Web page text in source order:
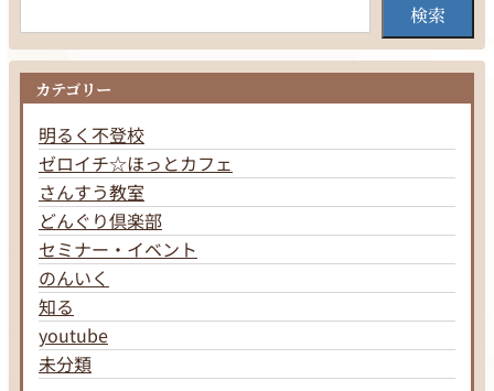
検索
カテゴリー
明るく不登校
ゼロイチ☆ほっとカフェ
さんすう教室
どんぐり倶楽部
セミナー・イベント
のんいく
知る
youtube
未分類